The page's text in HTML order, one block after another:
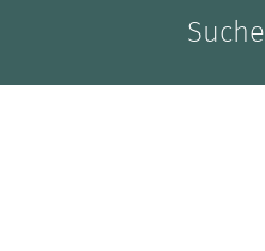
Suche